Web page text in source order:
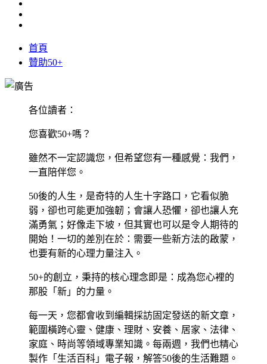
首頁
贊助50+
各位讀者：
您喜歡50+嗎？
雖然不一定認識您，但希望您有一種感覺：我們，
一直陪伴您。
50後的人生，是奇特的人生十字路口，它看似脆
弱，卻也可能更加強韌；會讓人恐懼，卻也讓人充
滿勇氣；好像走下坡，但其實也可以是令人期待的
開始！一切的差別在於：需要一些新方法的啟蒙，
也要有新的心理力量注入。
50+的創立，秉持的核心理念即是：成為您心裡的
那股「新」的力量。
每一天，您都會收到編輯採訪固定發送的新文章，
範圍橫跨心靈、健康、理財、安養、居家、法律、
家庭、時尚等領域專業知識。每兩週，我們也精心
製作「生活百科」電子報，解答50後的生活難題。